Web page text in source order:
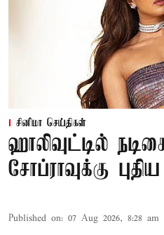
சினிமா செய்திகள்
ஹாலிவுட்டில்
சோப்ராவுக்கு
Published on: 07 Aug 2026, 8:28 am